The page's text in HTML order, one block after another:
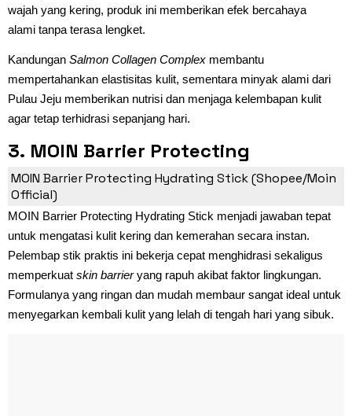
wajah yang kering, produk ini memberikan efek bercahaya
alami tanpa terasa lengket.
Kandungan Salmon Collagen Complex membantu
mempertahankan elastisitas kulit, sementara minyak alami dari
Pulau Jeju memberikan nutrisi dan menjaga kelembapan kulit
agar tetap terhidrasi sepanjang hari.
3. MOIN Barrier Protecting
Hydrating Stick
MOIN Barrier Protecting Hydrating Stick (Shopee/Moin
Official)
MOIN Barrier Protecting Hydrating Stick menjadi jawaban tepat
untuk mengatasi kulit kering dan kemerahan secara instan.
Pelembap stik praktis ini bekerja cepat menghidrasi sekaligus
memperkuat skin barrieryang rapuh akibat faktor lingkungan.
Formulanya yang ringan dan mudah membaur sangat ideal untuk
menyegarkan kembali kulit yang lelah di tengah hari yang sibuk.